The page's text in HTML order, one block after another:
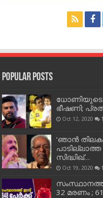
Popular Posts
ധോണിയുടെ
ഭീഷണി;
Oct 12, 2020 1
‘ഞാന്‍
സിദ്ധിഖ്…
Oct 19, 2020 1
സംസ്ഥാനത്ത്
32 മരണം ;